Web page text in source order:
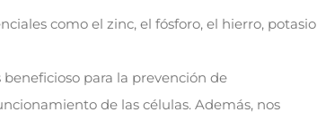
como el zinc, el fósforo, el hierro, potasio
para la prevención de
de las células. Además, nos